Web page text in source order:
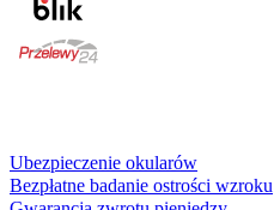
Ubezpieczenie okularów
Bezpłatne badanie ostrości wzroku